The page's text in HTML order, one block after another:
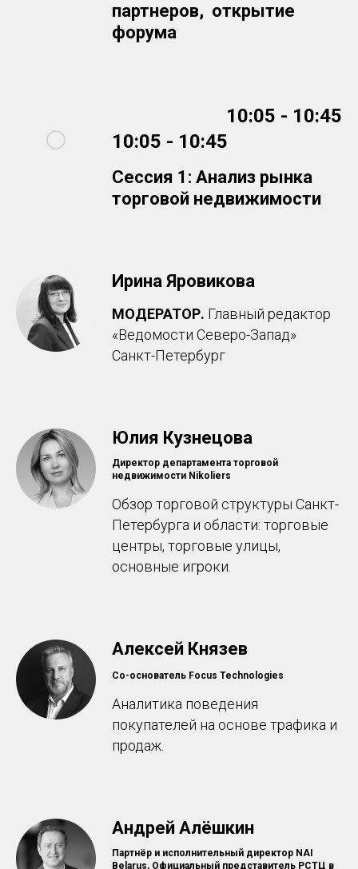
партнеров, открытие
форума
10:05 - 10:45
10:05 - 10:45
Сессия 1: Анализ рынка
торговой недвижимости
Ирина Яровикова
МОДЕРАТОР. Главный редактор
«Ведомости Северо-Запад»
Санкт-Петербург
Юлия Кузнецова
Директор департамента торговой
недвижимости Nikoliers
Обзор торговой структуры Санкт-
Петербурга и области: торговые
центры, торговые улицы,
основные игроки.
Алексей Князев
Со-основатель Focus Technologies
Аналитика поведения
покупателей на основе трафика и
продаж.
Андрей Алёшкин
Партнёр и исполнительный директор NAI
Belarus, Официальный представитель РСТЦ в